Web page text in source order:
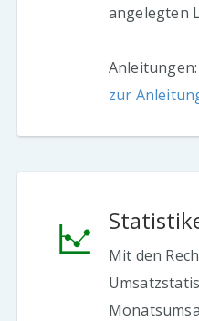
angelegten
Anleitungen:
zur
Mit den